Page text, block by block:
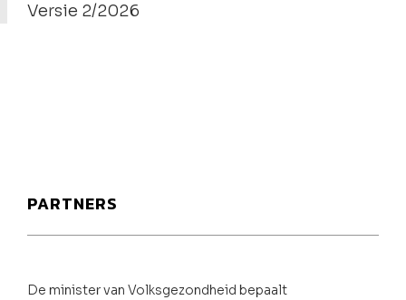
Versie 2/2026
PARTNERS
De minister van Volksgezondheid bepaalt